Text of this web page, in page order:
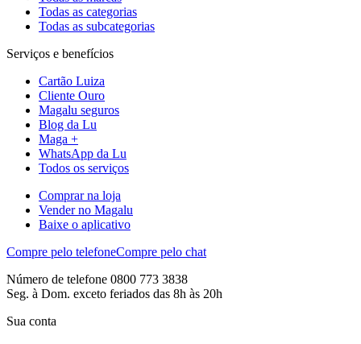
Todas as categorias
Todas as subcategorias
Serviços e benefícios
Cartão Luiza
Cliente Ouro
Magalu seguros
Blog da Lu
Maga +
WhatsApp da Lu
Todos os serviços
Comprar na loja
Vender no Magalu
Baixe o aplicativo
Compre pelo telefoneCompre pelo chat
Número de telefone 0800 773 3838
Seg. à Dom. exceto feriados das 8h às 20h
Sua conta